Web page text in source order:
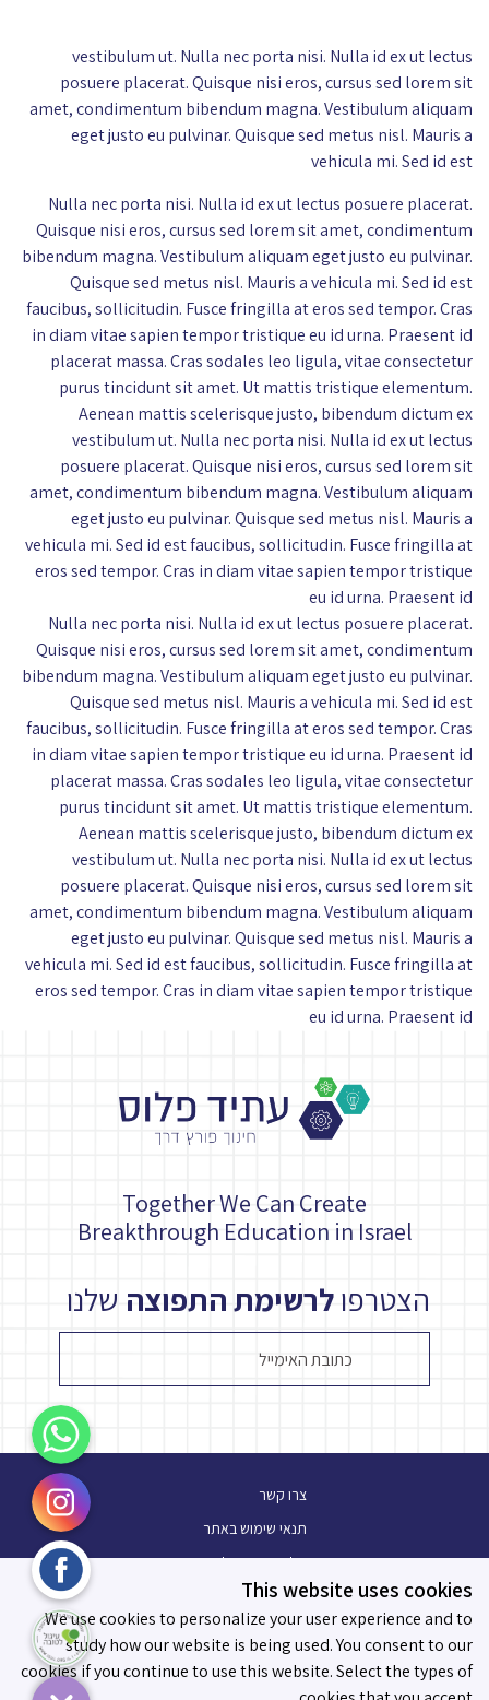
vestibulum ut. Nulla nec porta nisi. Nulla id ex ut lectus
posuere placerat. Quisque nisi eros, cursus sed lorem sit
amet, condimentum bibendum magna. Vestibulum aliquam
eget justo eu pulvinar. Quisque sed metus nisl. Mauris a
vehicula mi. Sed id est
Nulla nec porta nisi. Nulla id ex ut lectus posuere placerat.
Quisque nisi eros, cursus sed lorem sit amet, condimentum
bibendum magna. Vestibulum aliquam eget justo eu pulvinar.
Quisque sed metus nisl. Mauris a vehicula mi. Sed id est
faucibus, sollicitudin. Fusce fringilla at eros sed tempor. Cras
in diam vitae sapien tempor tristique eu id urna. Praesent id
placerat massa. Cras sodales leo ligula, vitae consectetur
purus tincidunt sit amet. Ut mattis tristique elementum.
Aenean mattis scelerisque justo, bibendum dictum ex
vestibulum ut. Nulla nec porta nisi. Nulla id ex ut lectus
posuere placerat. Quisque nisi eros, cursus sed lorem sit
amet, condimentum bibendum magna. Vestibulum aliquam
eget justo eu pulvinar. Quisque sed metus nisl. Mauris a
vehicula mi. Sed id est faucibus, sollicitudin. Fusce fringilla at
eros sed tempor. Cras in diam vitae sapien tempor tristique
eu id urna. Praesent id
Nulla nec porta nisi. Nulla id ex ut lectus posuere placerat.
Quisque nisi eros, cursus sed lorem sit amet, condimentum
bibendum magna. Vestibulum aliquam eget justo eu pulvinar.
Quisque sed metus nisl. Mauris a vehicula mi. Sed id est
faucibus, sollicitudin. Fusce fringilla at eros sed tempor. Cras
in diam vitae sapien tempor tristique eu id urna. Praesent id
placerat massa. Cras sodales leo ligula, vitae consectetur
purus tincidunt sit amet. Ut mattis tristique elementum.
Aenean mattis scelerisque justo, bibendum dictum ex
vestibulum ut. Nulla nec porta nisi. Nulla id ex ut lectus
posuere placerat. Quisque nisi eros, cursus sed lorem sit
amet, condimentum bibendum magna. Vestibulum aliquam
eget justo eu pulvinar. Quisque sed metus nisl. Mauris a
vehicula mi. Sed id est faucibus, sollicitudin. Fusce fringilla at
eros sed tempor. Cras in diam vitae sapien tempor tristique
eu id urna. Praesent id
Together We Can Create
Breakthrough Education in Israel
הצטרפולרשימת התפוצה שלנו
צרו קשר
תנאי שימוש באתר
מלגת עתיד פלוס
בלוג
תו מידות לאפקטיביות
This website uses cookies
We use cookies to personalize your user experience and to
study how our website is being used. You consent to our
cookies if you continue to use this website. Select the types of
WhatsApp
Instagram
Facebook
עיגול לטובה